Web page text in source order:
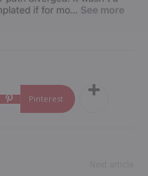
Pinterest